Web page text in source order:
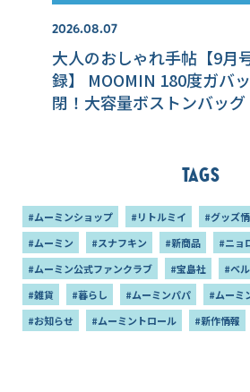
2026.08.07
大人のおしゃれ手帖【9月
録】 MOOMIN 180度ガバ
閉！大容量ボストンバッグ
アスタンド2個セット 付
Tags
#ムーミンショップ #リトルミイ #グッズ
#ムーミン
#スナフキン #新商品
#ニョ
#ムーミン公式ファンクラブ
#宝島社 #ベ
#雑貨
#暮らし #ムーミンパパ #ムーミ
#お知らせ
#ムーミントロール #新作情報